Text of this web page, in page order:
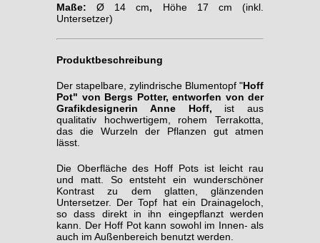
Maße:Ø 14 cm, Höhe 17 cm (inkl.
Untersetzer)
Produktbeschreibung
Der stapelbare, zylindrische Blumentopf "Hoff
Pot" von Bergs Potter, entworfen von der
Grafikdesignerin Anne Hoff, ist aus
qualitativ hochwertigem, rohem Terrakotta,
das die Wurzeln der Pflanzen gut atmen
lässt.
Die Oberfläche des Hoff Pots ist leicht rau
und matt. So entsteht ein wunderschöner
Kontrast zu dem glatten, glänzenden
Untersetzer. Der Topf hat ein Drainageloch,
so dass direkt in ihn eingepflanzt werden
kann. Der Hoff Pot kann sowohl im Innen- als
auch im Außenbereich benutzt werden.